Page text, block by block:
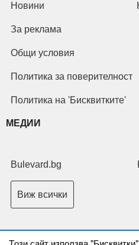
Новини
За реклама
Общи условия
Политика за поверителност
Политика на 'Бисквитките'
МЕДИИ
Bulevard.bg
Виж всички